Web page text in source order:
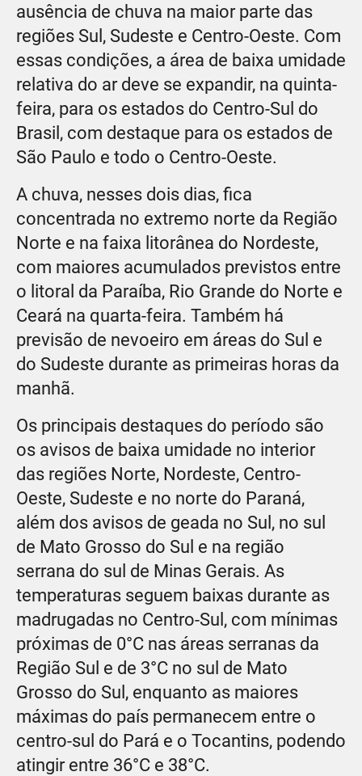
ausência de chuva na maior parte das
regiões Sul, Sudeste e Centro-Oeste. Com
essas condições, a área de baixa umidade
relativa do ar deve se expandir, na quinta-
feira, para os estados do Centro-Sul do
Brasil, com destaque para os estados de
São Paulo e todo o Centro-Oeste.
A chuva, nesses dois dias, fica
concentrada no extremo norte da Região
Norte e na faixa litorânea do Nordeste,
com maiores acumulados previstos entre
o litoral da Paraíba, Rio Grande do Norte e
Ceará na quarta-feira. Também há
previsão de nevoeiro em áreas do Sul e
do Sudeste durante as primeiras horas da
manhã.
Os principais destaques do período são
os avisos de baixa umidade no interior
das regiões Norte, Nordeste, Centro-
Oeste, Sudeste e no norte do Paraná,
além dos avisos de geada no Sul, no sul
de Mato Grosso do Sul e na região
serrana do sul de Minas Gerais. As
temperaturas seguem baixas durante as
madrugadas no Centro-Sul, com mínimas
próximas de 0°C nas áreas serranas da
Região Sul e de 3°C no sul de Mato
Grosso do Sul, enquanto as maiores
máximas do país permanecem entre o
centro-sul do Pará e o Tocantins, podendo
atingir entre 36°C e 38°C.